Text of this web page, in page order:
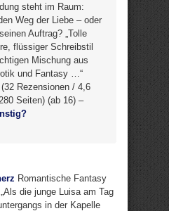
steht im Raum:
Weg der Liebe – oder
Auftrag? „Tolle
flüssiger Schreibstil
Mischung aus
und Fantasy …“
Rezensionen / 4,6
Seiten) (ab 16) –
Romantische Fantasy
die junge Luisa am Tag
in der Kapelle